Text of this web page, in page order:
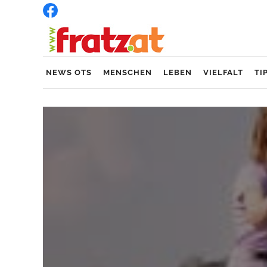
NEWS OTS MENSCHEN LEBEN VIELFALT